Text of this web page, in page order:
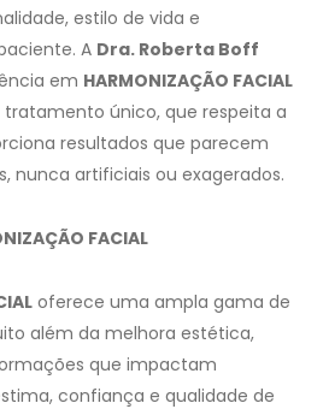
estilo de vida e
A Dra. Roberta Boff
em HARMONIZAÇÃO FACIAL
único, que respeita a
resultados que parecem
nunca artificiais ou exagerados.
FACIAL
oferece uma ampla gama de
além da melhora estética,
que impactam
confiança e qualidade de